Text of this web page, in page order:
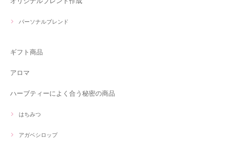
パーソナルブレンド
ギフト商品
アロマ
ハーブティーによく合う秘密の商品
はちみつ
アガベシロップ